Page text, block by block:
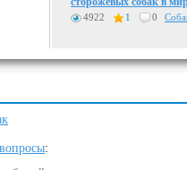
4922 1 0
: